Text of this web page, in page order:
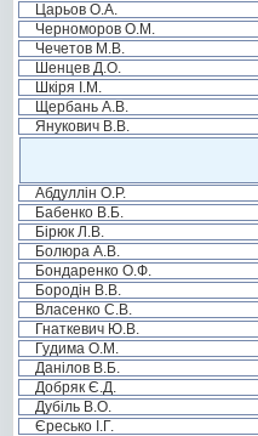
Царьов О.А.
Черноморов О.М.
Чечетов М.В.
Шенцев Д.О.
Шкіря І.М.
Щербань А.В.
Янукович В.В.
Абдуллін О.Р.
Бабенко В.Б.
Бірюк Л.В.
Болюра А.В.
Бондаренко О.Ф.
Бородін В.В.
Власенко С.В.
Гнаткевич Ю.В.
Гудима О.М.
Данілов В.Б.
Добряк Є.Д.
Дубіль В.О.
Єресько І.Г.